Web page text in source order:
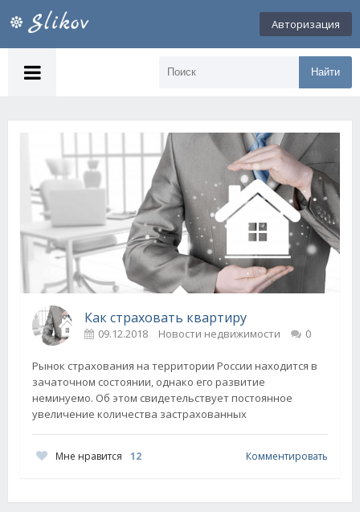
Авторизация
Найти
Как страховать квартиру
09.12.2018 Новости недвижимости 0
Рынок страхования на территории России находится в
зачаточном состоянии, однако его развитие
неминуемо. Об этом свидетельствует постоянное
увеличение количества застрахованных
Мне нравится 12 Комментировать